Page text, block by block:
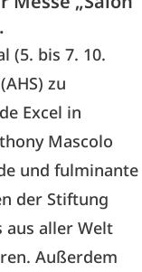
(5. bis 7. 10.
zu
Excel in
Mascolo
und fulminante
der Stiftung
aus aller Welt
Außerdem